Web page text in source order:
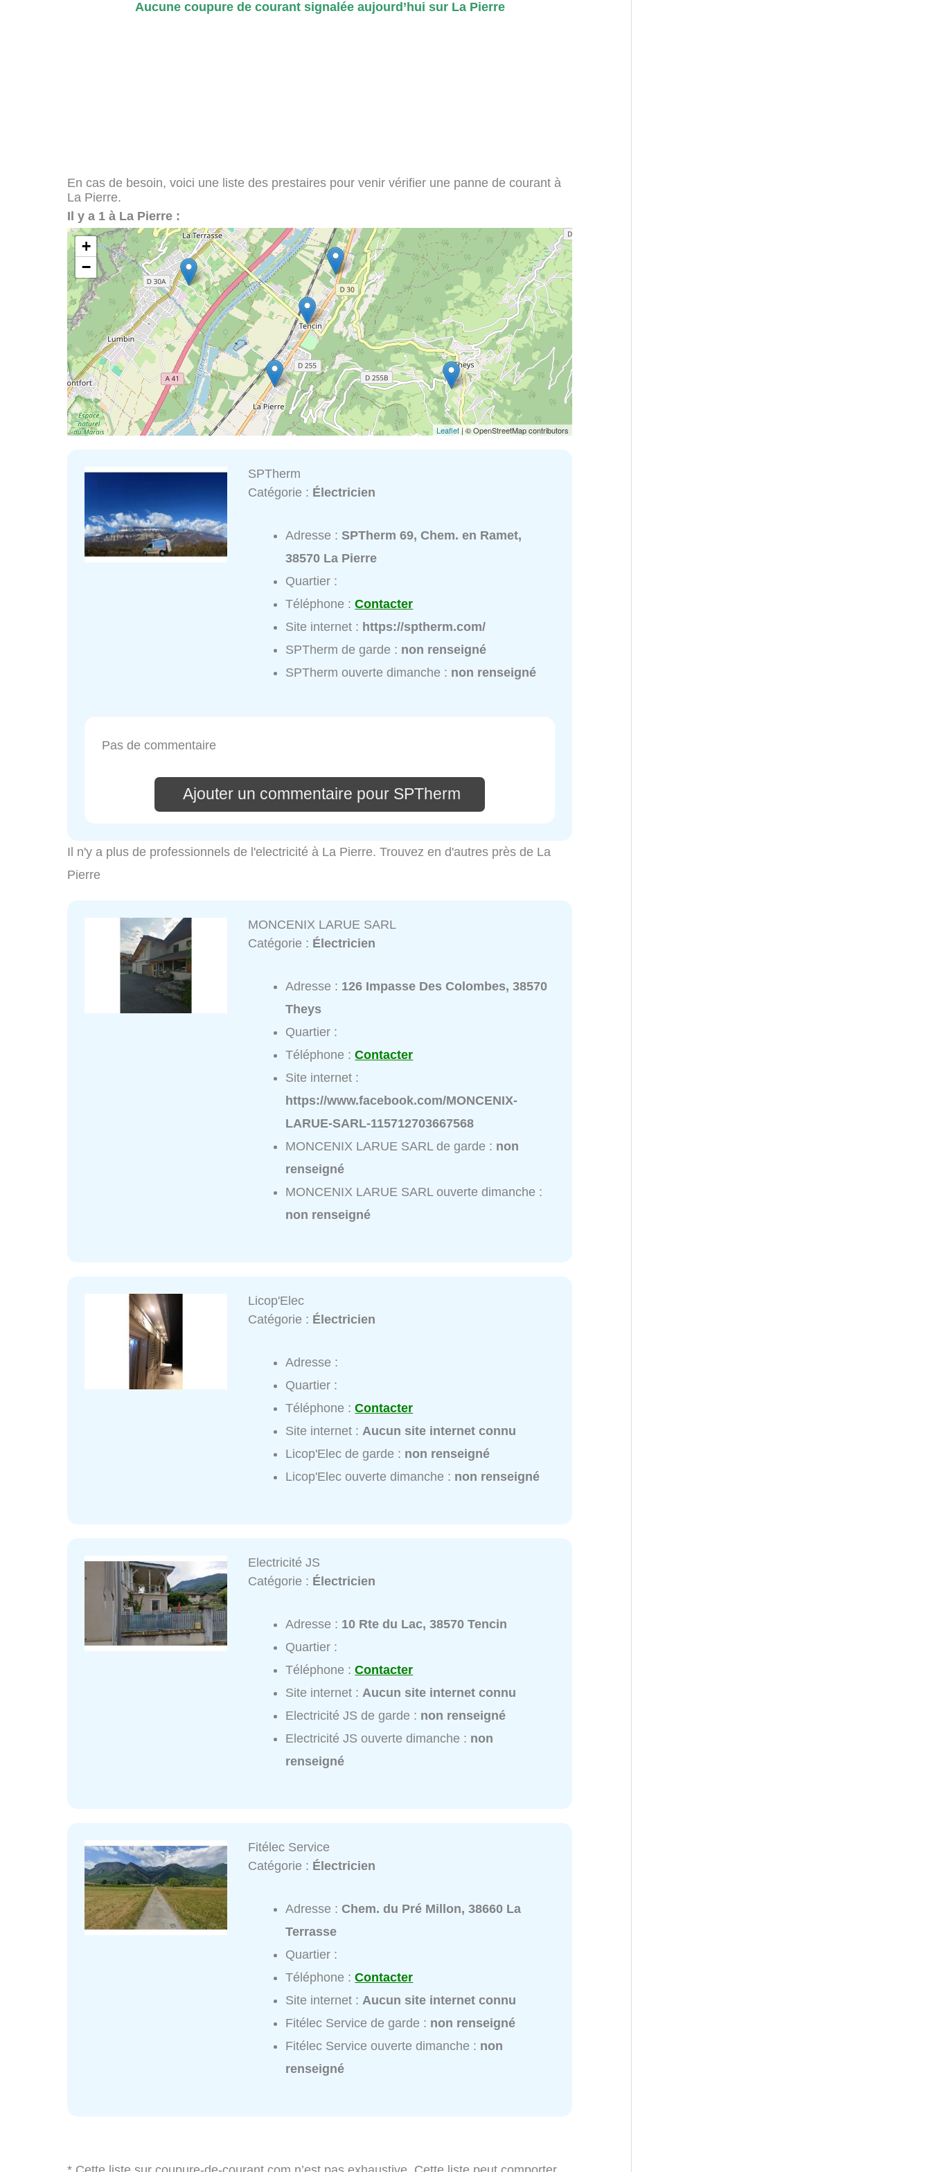
Aucune coupure de courant signalée aujourd’hui sur La Pierre
En cas de besoin, voici une liste des prestaires pour venir vérifier une panne de courant à
La Pierre.
Il y a 1 à La Pierre :
+
−
Leaflet| © OpenStreetMap contributors
SPTherm
Catégorie : Électricien
Adresse :SPTherm 69, Chem. en Ramet,
38570 La Pierre
Quartier :
Téléphone :Contacter
Site internet : https://sptherm.com/
SPTherm de garde : non renseigné
SPTherm ouverte dimanche : non renseigné
Pas de commentaire
Ajouter un commentaire pour SPTherm
Il n'y a plus de professionnels de l'electricité à La Pierre. Trouvez en d'autres près de La
Pierre
MONCENIX LARUE SARL
Catégorie : Électricien
Adresse : 126 Impasse Des Colombes, 38570
Theys
Quartier :
Téléphone :Contacter
Site internet :
https://www.facebook.com/MONCENIX-
LARUE-SARL-115712703667568
MONCENIX LARUE SARL de garde : non
renseigné
MONCENIX LARUE SARL ouverte dimanche :
non renseigné
Licop'Elec
Catégorie : Électricien
Adresse :
Quartier :
Téléphone :Contacter
Site internet : Aucun site internet connu
Licop'Elec de garde : non renseigné
Licop'Elec ouverte dimanche : non renseigné
Electricité JS
Catégorie : Électricien
Adresse : 10 Rte du Lac, 38570 Tencin
Quartier :
Téléphone :Contacter
Site internet : Aucun site internet connu
Electricité JS de garde : non renseigné
Electricité JS ouverte dimanche : non
renseigné
Fitélec Service
Catégorie : Électricien
Adresse :Chem. du Pré Millon, 38660 La
Terrasse
Quartier :
Téléphone :Contacter
Site internet : Aucun site internet connu
Fitélec Service de garde : non renseigné
Fitélec Service ouverte dimanche : non
renseigné